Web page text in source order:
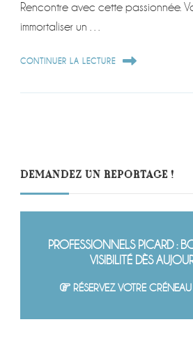
Rencontre avec cette passionnée.
immortaliser un …
CONTINUER LA LECTURE
DEMANDEZ UN REPORTAGE !
PROFESSIONNELS PICARD :
VISIBILITÉ DÈS
RÉSERVEZ VOTRE